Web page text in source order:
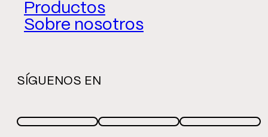
Productos
Sobre nosotros
SÍGUENOS EN